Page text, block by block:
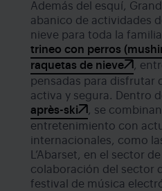
Además del esquí,
abanico de actividades
nieve para toda la
trineo con perros
raquetas de nieve
,
pensadas para disfrutar
activa y segura. Dentro
après-ski
, se
entretenimiento con
internacionales, como
L’Abarset, en el sector
colaboración del sector
festival de música